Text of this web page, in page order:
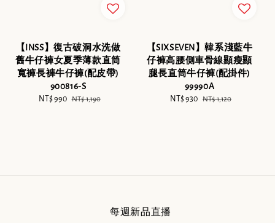
【INSS】復古破洞水洗做
舊牛仔褲女夏季薄款直筒
寬褲長褲牛仔褲(配皮帶)
900816-S
Sale
NT$ 990 Regular
NT$ 1,190
【SIXSEVEN】韓系淺藍牛
仔褲高腰側車骨線顯瘦顯
腿長直筒牛仔褲(配掛件)
99990A
Sale
NT$ 930 Regular
NT$ 1,120
每週新品直播